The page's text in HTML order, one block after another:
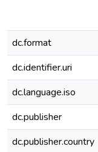
dc.format
dc.identifier.uri
dc.language.iso
dc.publisher
dc.publisher.country